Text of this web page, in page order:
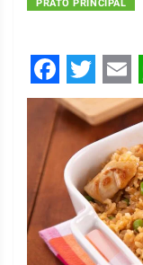
PRATO PRINCIPAL